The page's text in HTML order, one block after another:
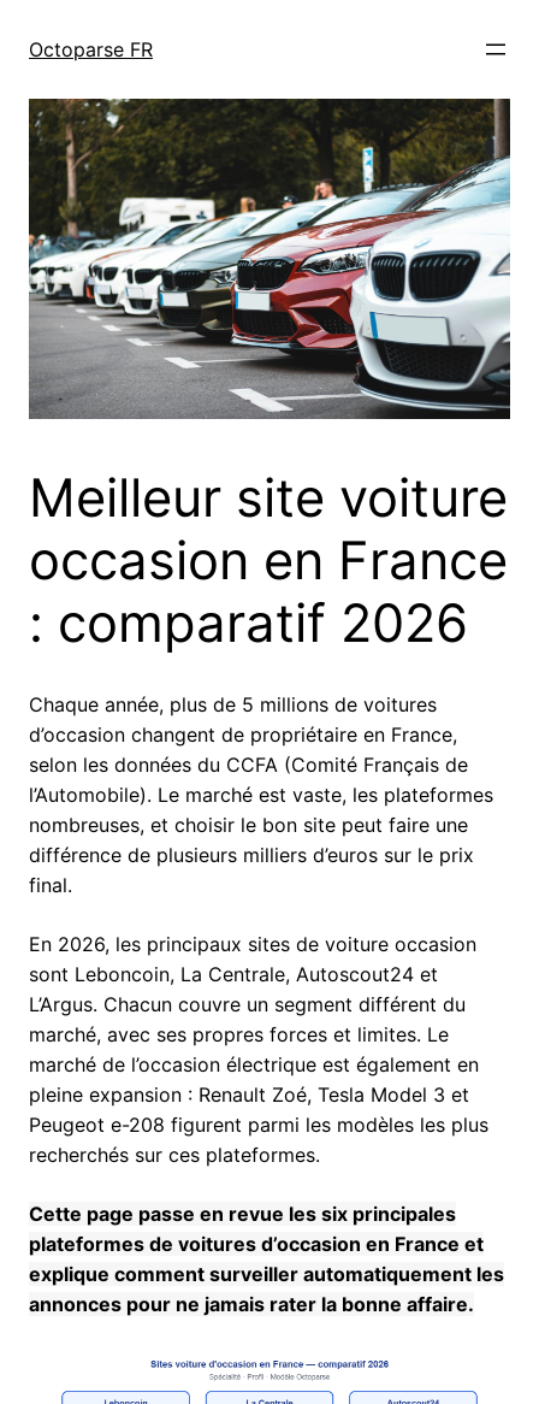
Octoparse FR
Meilleur site voiture
occasion en France
: comparatif 2026
Chaque année, plus de 5 millions de voitures
d’occasion changent de propriétaire en France,
selon les données du CCFA (Comité Français de
l’Automobile). Le marché est vaste, les plateformes
nombreuses, et choisir le bon site peut faire une
différence de plusieurs milliers d’euros sur le prix
final.
En 2026, les principaux sites de voiture occasion
sont Leboncoin, La Centrale, Autoscout24 et
L’Argus. Chacun couvre un segment différent du
marché, avec ses propres forces et limites. Le
marché de l’occasion électrique est également en
pleine expansion : Renault Zoé, Tesla Model 3 et
Peugeot e-208 figurent parmi les modèles les plus
recherchés sur ces plateformes.
Cette page passe en revue les six principales
plateformes de voitures d’occasion en France et
explique comment surveiller automatiquement les
annonces pour ne jamais rater la bonne affaire.